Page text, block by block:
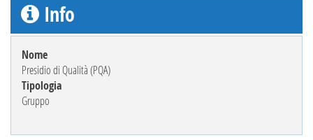
Info
Nome
Presidio di Qualità (PQA)
Tipologia
Gruppo